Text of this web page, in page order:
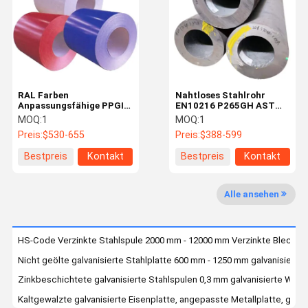
Qualitätskon
Trolle
Kontakt Mit
Uns
Neuigkeiten
Rechtssach
En
Bitte Um Ein
Angebot
Verzinkte Stahlspule
Stahlrahmenstruktur
Nahtloses Stahlrohr
EN10216 P265GH ASTM
A106 großen
Durchmessers für
Hochdruckanwendungen
MOQ:1
Preis:$388-599
Bestpreis
Kontakt
RAL Farben
Anpassungsfähige PPGI-
Stahlspule mit 0,12-3 mm
Dicke für Dachdecken und
Bauarbeiten
MOQ:1
Preis:$530-655
Bestpreis
Kontakt
Alle ansehen
HS-Code Verzinkte Stahlspule 2000 mm - 12000 mm Verzinkte
Nicht geölte galvanisierte Stahlplatte 600 mm - 1250 mm
Zinkbeschichtete galvanisierte Stahlspulen 0,3 mm galvanisierte
Kaltgewalzte galvanisierte Eisenplatte, angepasste Metallplatte,